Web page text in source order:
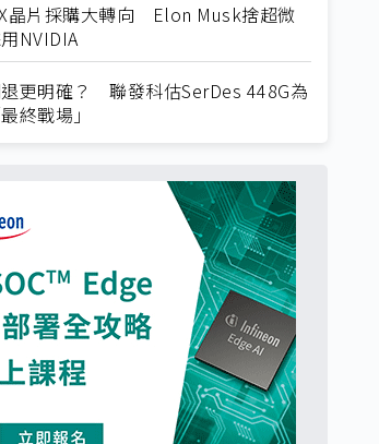
晶片採購大轉向 Elon Musk捨超微
NVIDIA
更明確？ 聯發科估SerDes 448G為
終戰場」